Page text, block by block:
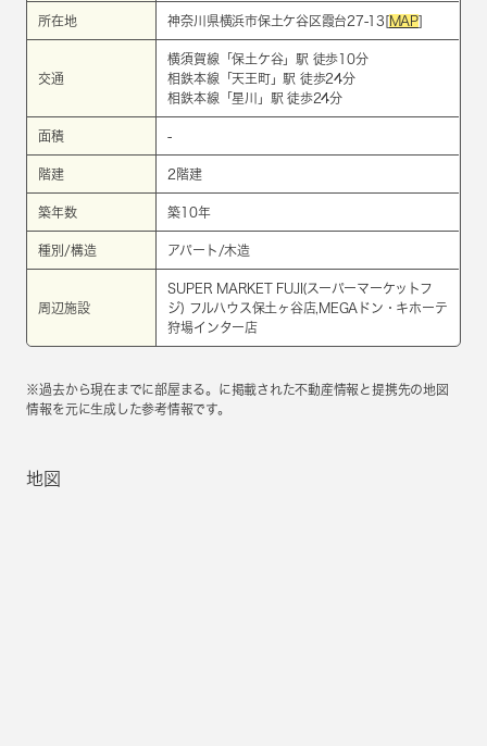
所在地 神奈川県横浜市保土ケ谷区霞台27-13[MAP]
交通
横須賀線 「保土ケ谷」駅 徒歩10分
相鉄本線 「天王町」駅 徒歩24分
相鉄本線 「星川 」駅 徒歩24分
面積 -
階建 2階建
築年数 築10年
種別/構造 アパート/木造
周辺施設
SUPER MARKET FUJI(スーパーマーケットフ
ジ) フルハウス保土ヶ谷店,MEGAドン・キホーテ
狩場インター店
※過去から現在までに部屋まる。に掲載された不動産情報と提携先の地図
情報を元に生成した参考情報です。
地図